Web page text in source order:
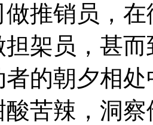
推销员，
担架员，甚
的朝夕相
苦辣，洞